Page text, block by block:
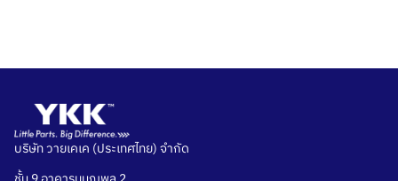
บริษัท วายเคเค (ประเทศไทย) จำกัด